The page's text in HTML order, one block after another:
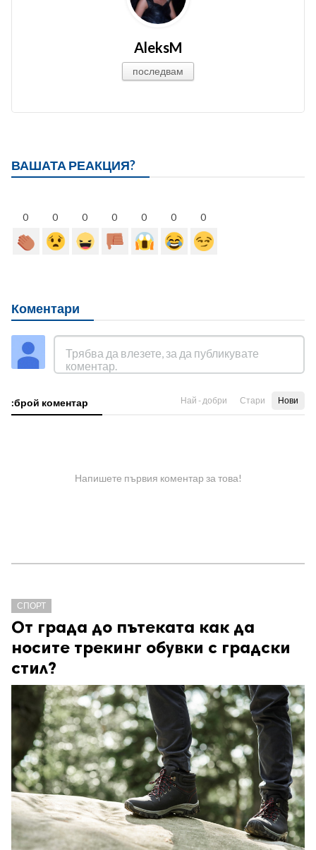
AleksM
последвам
ВАШАТА РЕАКЦИЯ?
0 0 0 0 0 0 0
Коментари
:брой коментар Най - добри Стари Нови
Напишете първия коментар за това!
СПОРТ
От града до пътеката как да
носите трекинг обувки с градски
стил?